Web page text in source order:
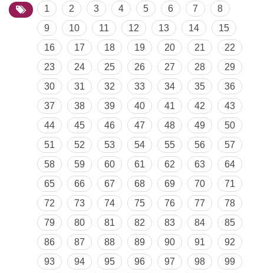
1 2 3 4 5 6 7
8
9
10 11 12 13 14
15
16
17 18 19 20 21
22
23
24 25 26 27 28
29
30
31 32 33 34 35
36
37
38 39 40 41 42
43
44
45 46 47 48 49
50
51
52 53 54 55 56
57
58
59 60 61 62 63
64
65
66 67 68 69 70
71
72
73 74 75 76 77
78
79
80 81 82 83 84
85
86
87 88 89 90 91
92
93
94 95 96 97 98
99